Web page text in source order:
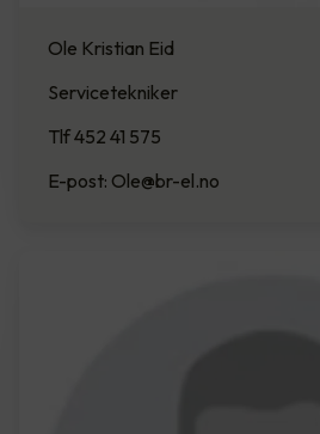
Ole Kristian Eid
Servicetekniker
Tlf 452 41 575
E-post: Ole@br-el.no